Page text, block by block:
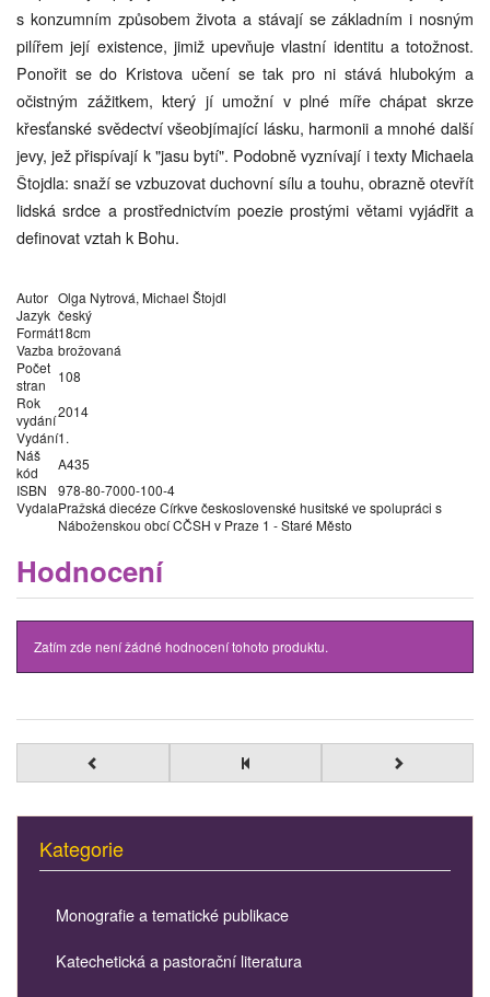
s konzumním způsobem života a stávají se základním i nosným
pilířem její existence, jimiž upevňuje vlastní identitu a totožnost.
Ponořit se do Kristova učení se tak pro ni stává hlubokým a
očistným zážitkem, který jí umožní v plné míře chápat skrze
křesťanské svědectví všeobjímající lásku, harmonii a mnohé další
jevy, jež přispívají k "jasu bytí". Podobně vyznívají i texty Michaela
Štojdla: snaží se vzbuzovat duchovní sílu a touhu, obrazně otevřít
lidská srdce a prostřednictvím poezie prostými větami vyjádřit a
definovat vztah k Bohu.
Autor Olga Nytrová, Michael Štojdl
Jazyk český
Formát18cm
Vazba brožovaná
Počet
stran
108
Rok
vydání2014
Vydání1.
Náš
kód
A435
ISBN
978-80-7000-100-4
VydalaPražská diecéze Církve československé husitské ve spolupráci s
Náboženskou obcí CČSH v Praze 1 - Staré Město
Hodnocení
Zatím zde není žádné hodnocení tohoto produktu.
Kategorie
Monografie a tematické publikace
Katechetická a pastorační literatura